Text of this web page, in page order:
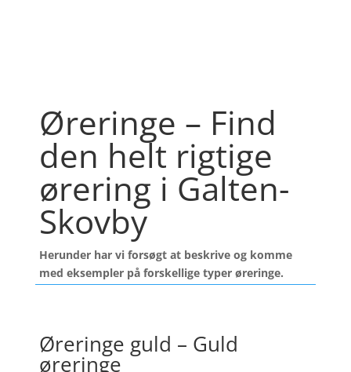
Øreringe – Find
den helt rigtige
ørering i Galten-
Skovby
Herunder har vi forsøgt at beskrive og komme
med eksempler på forskellige typer øreringe.
Øreringe guld – Guld
øreringe